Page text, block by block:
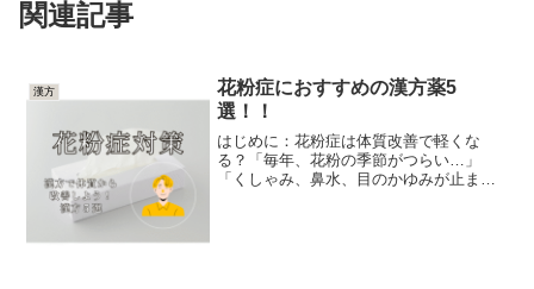
関連記事
漢方
花粉症におすすめの漢方薬5
選！！
はじめに：花粉症は体質改善で軽くな
る？「毎年、花粉の季節がつらい…」
「くしゃみ、鼻水、目のかゆみが止まら